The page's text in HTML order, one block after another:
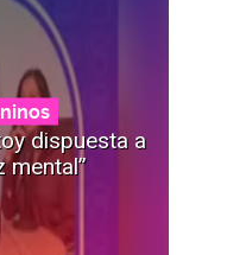
dispuesta a
mental”